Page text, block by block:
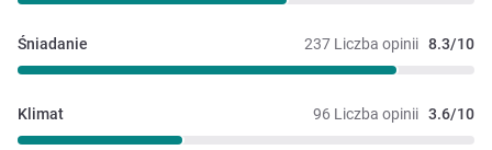
237 Liczba opinii 8.3/10
Śniadanie
96 Liczba opinii 3.6/10
Klimat